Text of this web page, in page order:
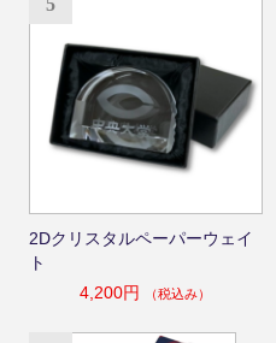
2Dクリスタルペーパーウェイ
ト
4,200円
（税込み）